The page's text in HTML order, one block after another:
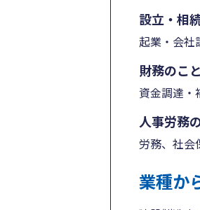
設立・相
起業・会社
財務のこと
資金調達・
人事労務
労務、社会
業種か